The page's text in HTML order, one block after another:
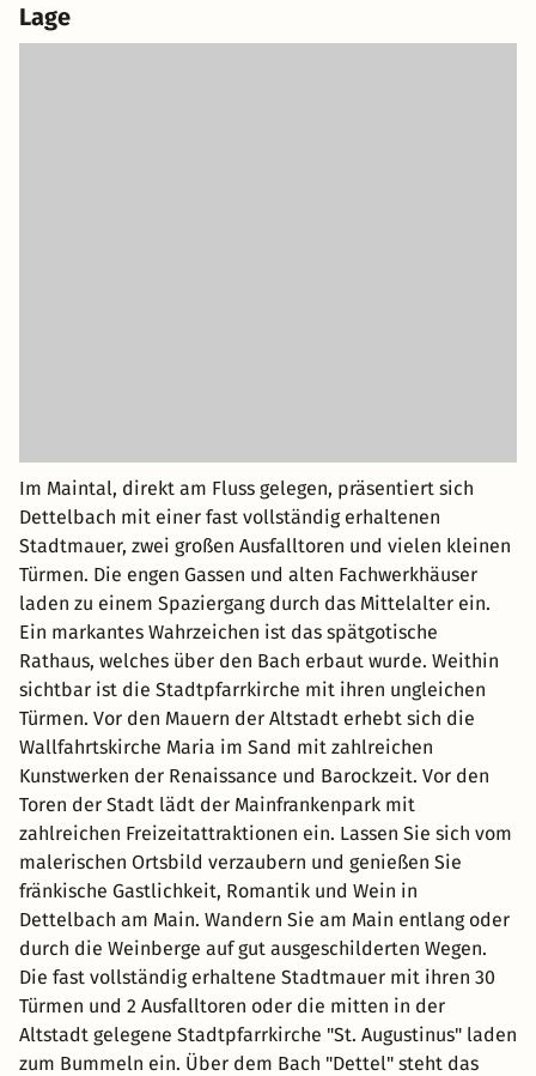
Lage
Im Maintal, direkt am Fluss gelegen, präsentiert sich
Dettelbach mit einer fast vollständig erhaltenen
Stadtmauer, zwei großen Ausfalltoren und vielen kleinen
Türmen. Die engen Gassen und alten Fachwerkhäuser
laden zu einem Spaziergang durch das Mittelalter ein.
Ein markantes Wahrzeichen ist das spätgotische
Rathaus, welches über den Bach erbaut wurde. Weithin
sichtbar ist die Stadtpfarrkirche mit ihren ungleichen
Türmen. Vor den Mauern der Altstadt erhebt sich die
Wallfahrtskirche Maria im Sand mit zahlreichen
Kunstwerken der Renaissance und Barockzeit. Vor den
Toren der Stadt lädt der Mainfrankenpark mit
zahlreichen Freizeitattraktionen ein. Lassen Sie sich vom
malerischen Ortsbild verzaubern und genießen Sie
fränkische Gastlichkeit, Romantik und Wein in
Dettelbach am Main. Wandern Sie am Main entlang oder
durch die Weinberge auf gut ausgeschilderten Wegen.
Die fast vollständig erhaltene Stadtmauer mit ihren 30
Türmen und 2 Ausfalltoren oder die mitten in der
Altstadt gelegene Stadtpfarrkirche "St. Augustinus" laden
zum Bummeln ein. Über dem Bach "Dettel" steht das